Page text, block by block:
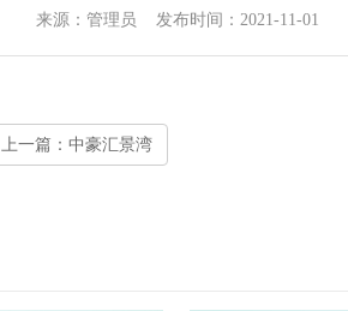
来源：管理员 发布时间：2021-11-01
上一篇：中豪汇景湾